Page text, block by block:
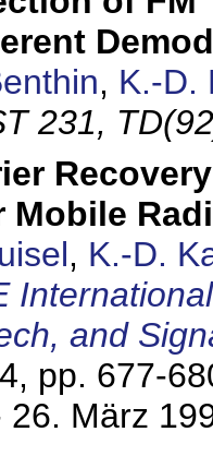
, K.-D.
231,
Mobile
, K.-D.
and
pp. 677-
26. März